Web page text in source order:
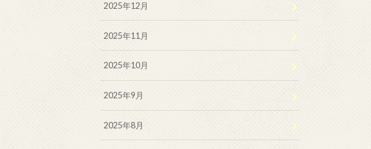
2025年12月
2025年11月
2025年10月
2025年9月
2025年8月